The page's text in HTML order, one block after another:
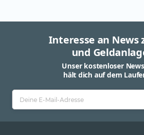
Interesse an News
und
Unser kostenloser
hält dich auf dem